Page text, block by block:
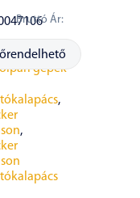
gépek
,
,
Bruttó Ár: